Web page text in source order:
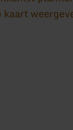
kaart